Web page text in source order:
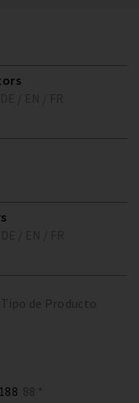
de Producto
88 *